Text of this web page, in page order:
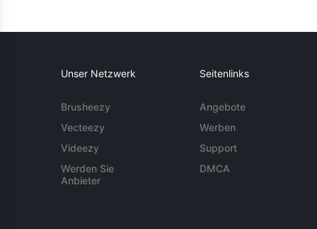
Unser Netzwerk
Brusheezy
Vecteezy
Videezy
Werden Sie
Anbieter
Seitenlinks
Angebote
Werben
Support
DMCA